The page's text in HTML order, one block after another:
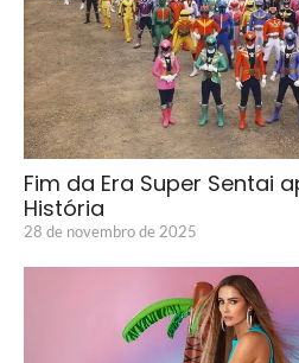
Fim da Era Super Sentai
História
28 de novembro de 2025